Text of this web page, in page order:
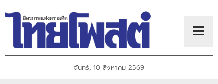
จันทร์, 10 สิงหาคม 2569